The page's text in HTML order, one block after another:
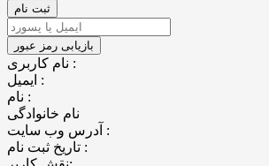
نام کاربری :
ایمیل :
نام :
نام خانوادگی
آدرس وب سایت :
تاریخ ثبت نام :